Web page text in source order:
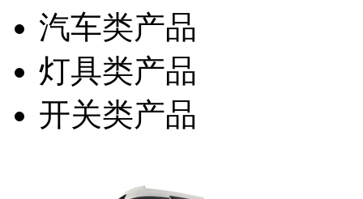
汽车类产品
灯具类产品
开关类产品